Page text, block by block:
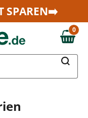
SPAREN➡️
0,00 €
0